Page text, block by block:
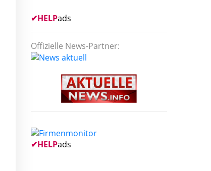
✔HELPads
Offizielle News-Partner:
✔HELPads